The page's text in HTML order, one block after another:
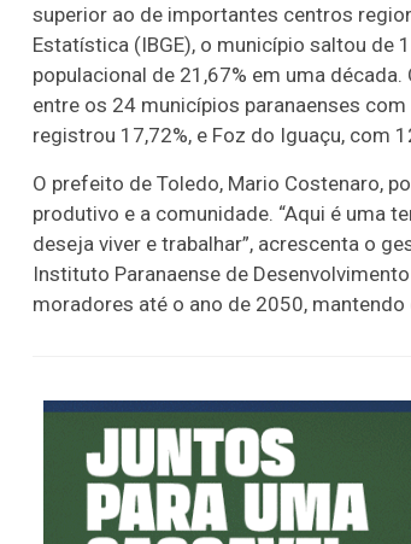
superior ao de importantes centros
Estatística (IBGE), o município saltou de
populacional de 21,67% em uma
entre os 24 municípios paranaenses
registrou 17,72%, e Foz do Iguaçu, com
O prefeito de Toledo, Mario Costenaro,
produtivo e a comunidade. “Aqui é uma
deseja viver e trabalhar”, acrescenta o
Instituto Paranaense de
moradores até o ano de 2050,